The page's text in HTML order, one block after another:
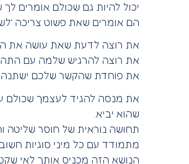
יכול להיות גם שכולם אומרים
הם אומרים שאת פשוט צריכה
את רוצה לדעת שאת עושה את
את רוצה להרגיש שלמה עם
את פוחדת שהקשר שלכם ישתנה,
את מנסה להגיד לעצמך שכולם
שהוא יביא.
תחושה נוראית של חוסר שליטה
מתמודד עם כל מיני סוגיות
הנושא הזה מכניס אותך לאי